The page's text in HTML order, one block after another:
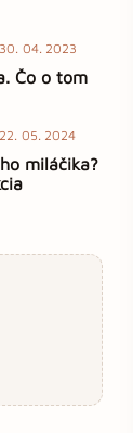
30. 04. 2023
Čo o tom
22. 05. 2024
miláčika?